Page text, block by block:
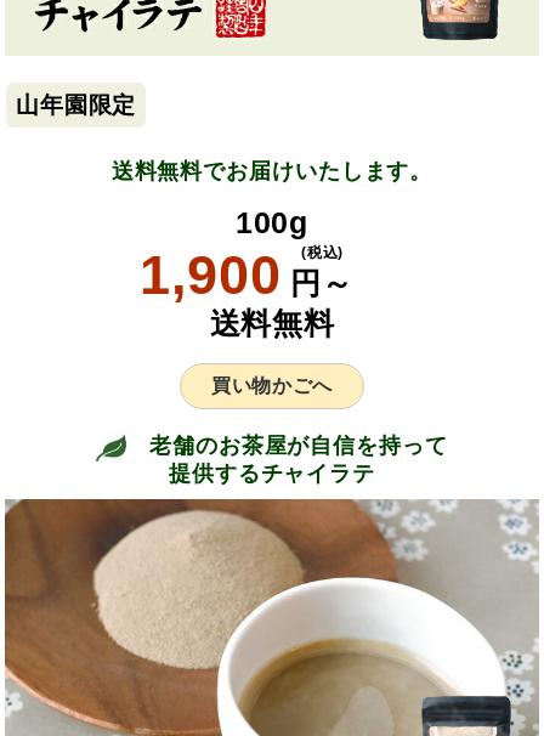
山年園限定
送料無料でお届けいたします。
100g
1,900 円～
(税込)
送料無料
買い物かごへ
老舗のお茶屋が自信を持って
提供するチャイラテ